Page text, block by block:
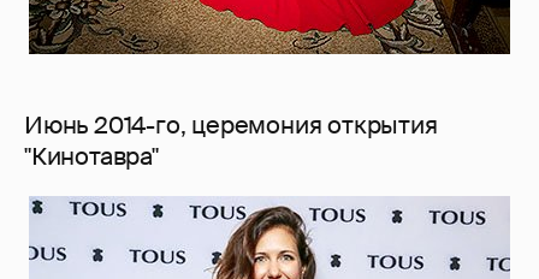
Июнь 2014-го, церемония открытия
"Кинотавра"